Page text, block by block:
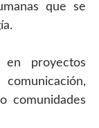
que se
proyectos
comunidades